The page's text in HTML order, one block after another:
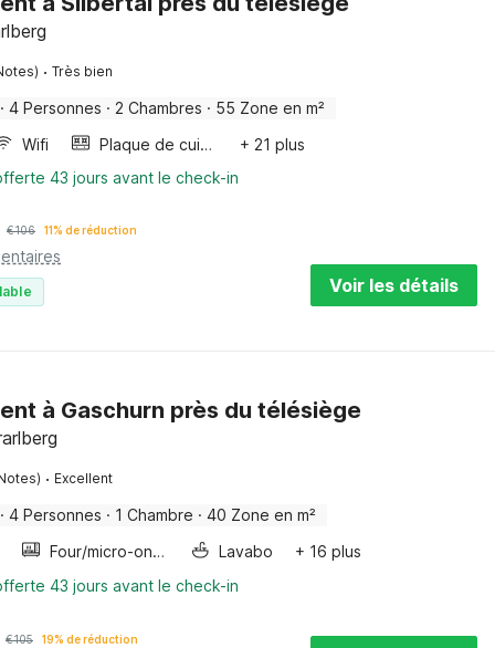
· Très bien
· 4 Personnes · 2 Chambres · 55 Zone en m²
Wifi
Plaque de cuisson
+ 21 plus
43 jours avant le check-in
€106 11% de réduction
Voir les détails
à Gaschurn près du télésiège
· Excellent
· 4 Personnes · 1 Chambre · 40 Zone en m²
Four/micro-onde combinés
Lavabo
+ 16 plus
43 jours avant le check-in
€105 19% de réduction